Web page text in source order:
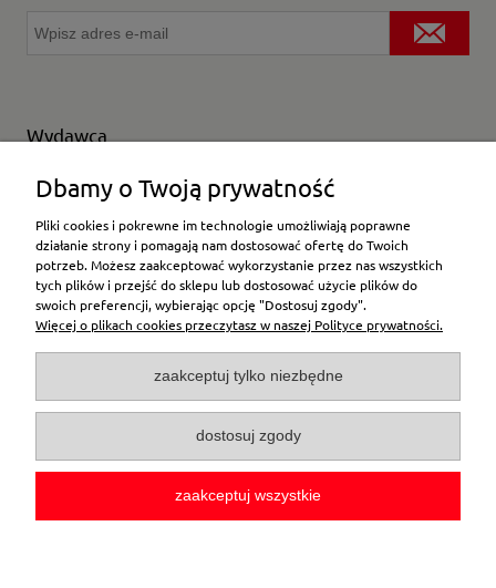
Wydawca
Wybierz producenta
Moje konto
Płatności i dostawa
Pomoc
O firmie
Dbamy o Twoją prywatność
Pliki cookies i pokrewne im technologie umożliwiają poprawne
działanie strony i pomagają nam dostosować ofertę do Twoich
potrzeb. Możesz zaakceptować wykorzystanie przez nas wszystkich
tych plików i przejść do sklepu lub dostosować użycie plików do
swoich preferencji, wybierając opcję "Dostosuj zgody".
Więcej o plikach cookies przeczytasz w naszej Polityce prywatności.
zaakceptuj tylko niezbędne
dostosuj zgody
zaakceptuj wszystkie